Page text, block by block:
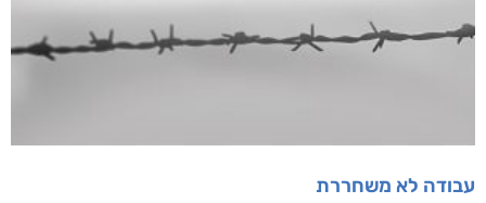
עבודה לא משחררת